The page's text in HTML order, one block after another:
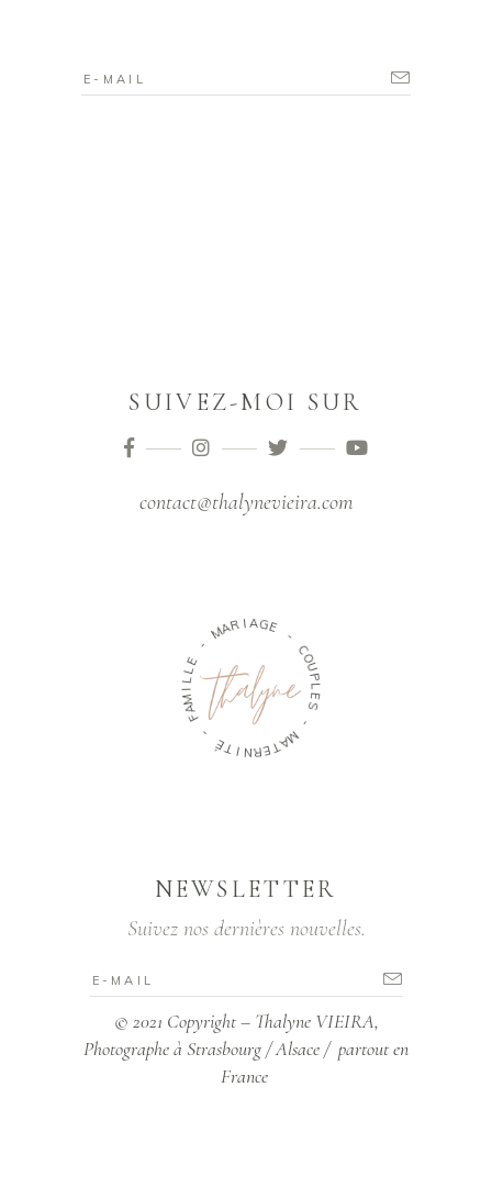
SUIVEZ-MOI SUR
contact@thalynevieira.com
- MARIA GE
-
C
O
U
P
L
E
S
-
M
A
T
E
R
N
I
T
É
-
F
A
M
I
L
LE
NEWSLETTER
Suivez nos dernières nouvelles.
© 2021 Copyright – Thalyne VIEIRA,
Photographe à Strasbourg / Alsace / partout en
France